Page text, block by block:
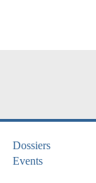
Dossiers
Events